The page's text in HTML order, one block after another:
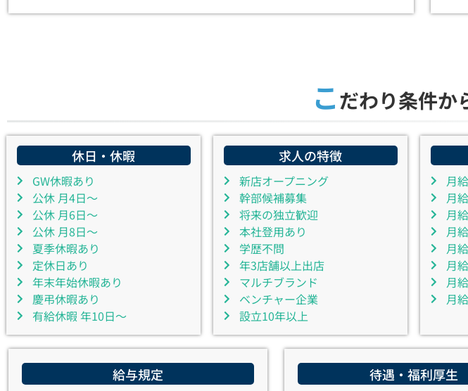
こだわり条件か
休日・休暇
GW休暇あり
公休 月4日～
公休 月6日～
公休 月8日～
夏季休暇あり
定休日あり
年末年始休暇あり
慶弔休暇あり
有給休暇 年10日～
求人の特徴
新店オープニング
幹部候補募集
将来の独立歓迎
本社登用あり
学歴不問
年3店舗以上出店
マルチブランド
ベンチャー企業
設立10年以上
月
月
月
月
月
月
月
月
給与規定 待遇・福利厚生